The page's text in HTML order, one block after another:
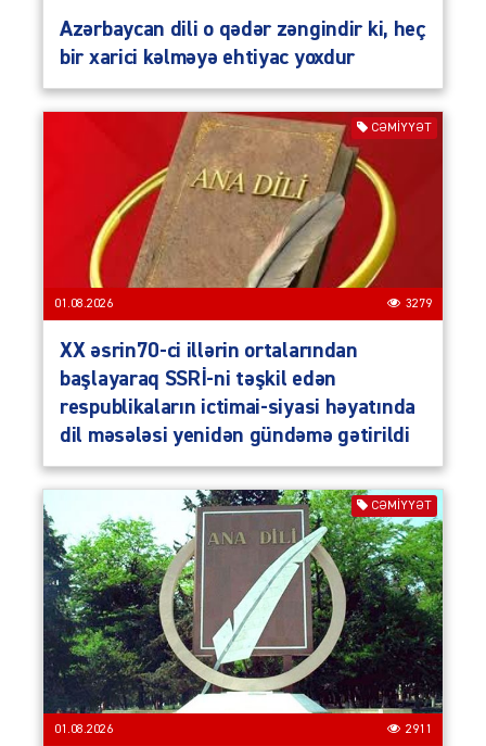
Azərbaycan dili o qədər zəngindir ki, heç
bir xarici kəlməyə ehtiyac yoxdur
CƏMIYYƏT
01.08.2026 3279
XX əsrin70-ci illərin ortalarından
başlayaraq SSRİ-ni təşkil edən
respublikaların ictimai-siyasi həyatında
dil məsələsi yenidən gündəmə gətirildi
CƏMIYYƏT
01.08.2026 2911